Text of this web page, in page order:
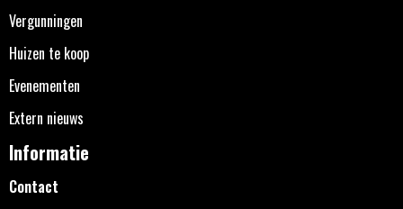
Vergunningen
Huizen te koop
Evenementen
Extern nieuws
Informatie
Contact